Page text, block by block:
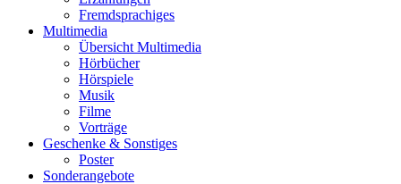
Fremdsprachiges
Multimedia
Übersicht Multimedia
Hörbücher
Hörspiele
Musik
Filme
Vorträge
Geschenke & Sonstiges
Poster
Sonderangebote